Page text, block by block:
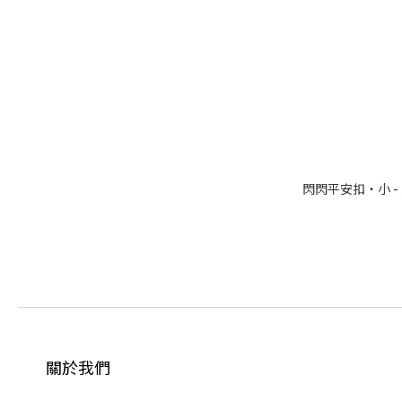
閃閃平安扣・小
關於我們